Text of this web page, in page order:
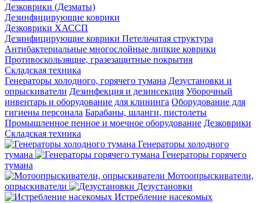
Дезковрики (Дезматы)
Дезинфицирующие коврики
Дезковрики ХАССП
Дезинфицирующие коврики Петельчатая структура
Антибактериальные многослойные липкие коврики
Противоскользящие, гразезащитные покрытия
Складская техника
Генераторы холодного, горячего тумана Дезустановки и
опрыскиватели Дезинфекция и дезинсекция Уборочный
инвентарь и оборудование для клининга Оборудование для
гигиены персонала Барабаны, шланги, пистолеты
Промышленное пенное и моечное оборудование Дезковрики
Складская техника
Генераторы холодного
тумана
Генераторы горячего
тумана
Мотоопрыскиватели,
опрыскиватели
Дезустановки
Истребление насекомых